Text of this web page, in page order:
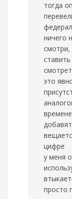
тогда
ничего
это
цифре
у меня
просто